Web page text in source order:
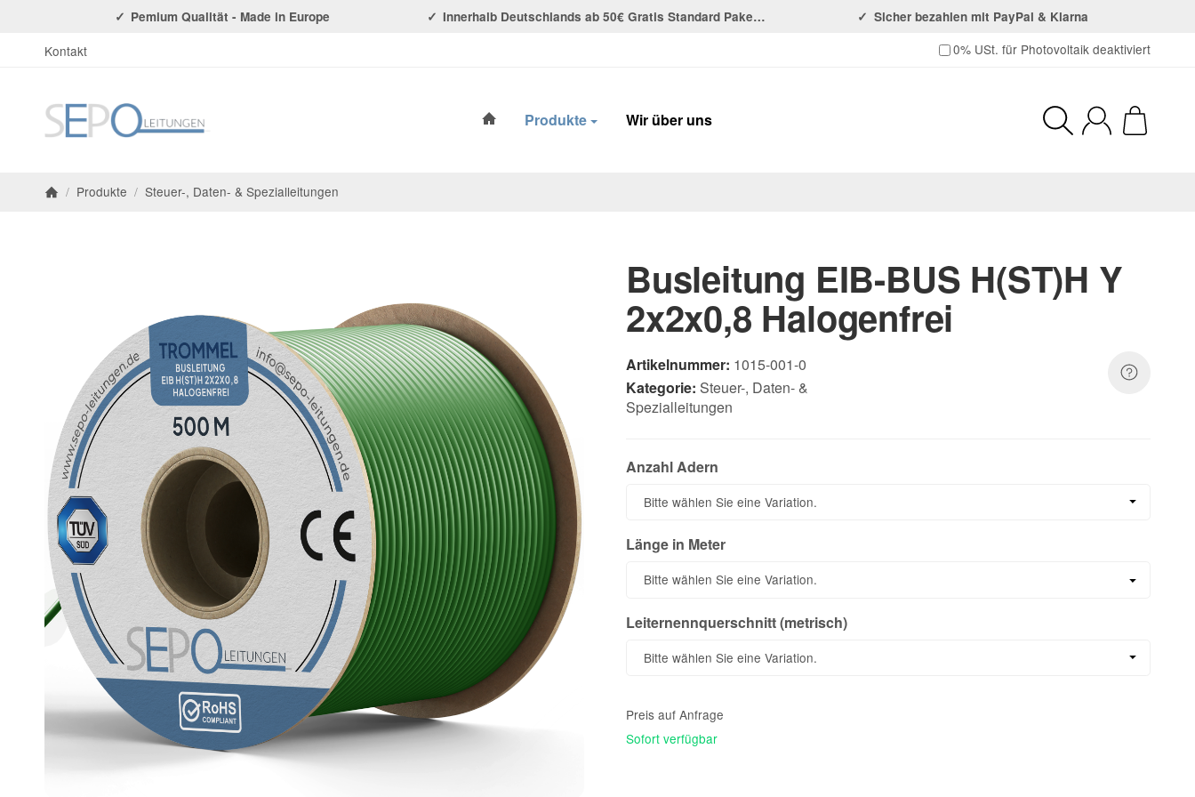
Pemium Qualität - Made in Europe Innerhalb Deutschlands ab 50€ Gratis Standard Paket Versand! Sicher bezahlen mit PayPal & Klarna
Kontakt 0% USt. für Photovoltaik (§ 12 Abs. 3
0% USt. für Photovoltaik deaktiviert
#custom.linkHome#
Produkte Wir über uns
/ Produkte / Steuer-, Daten- & Spezialleitungen
Busleitung EIB-BUS H(ST)H Y
2x2x0,8 Halogenfrei
Artikelnummer: 1015-001-0
Kategorie: Steuer-, Daten- &
Spezialleitungen
Anzahl Adern
Bitte wählen Sie eine Variation.
Länge in Meter
Bitte wählen Sie eine Variation.
Leiternennquerschnitt (metrisch)
Bitte wählen Sie eine Variation.
Preis auf Anfrage
Sofort verfügbar